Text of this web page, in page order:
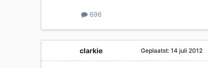
696
clarkie Geplaatst:14 juli 2012